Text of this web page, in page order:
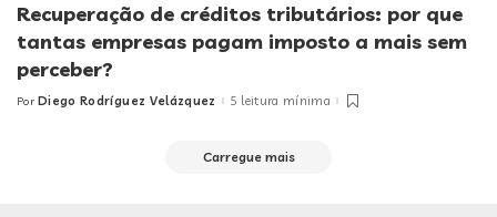
Recuperação de créditos tributários: por que
tantas empresas pagam imposto a mais sem
perceber?
Posted
Por Diego Rodríguez Velázquez 5 leitura mínima
Carregue mais